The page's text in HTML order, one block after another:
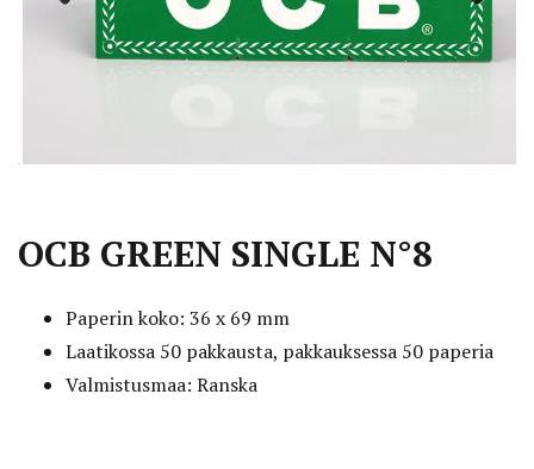
Previous Next
OCB GREEN SINGLE N°8
Paperin koko: 36 x 69 mm
Laatikossa 50 pakkausta, pakkauksessa 50 paperia
Valmistusmaa: Ranska